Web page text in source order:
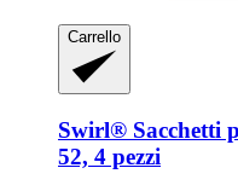
Carrello
Swirl® Sacchetti
52, 4 pezzi